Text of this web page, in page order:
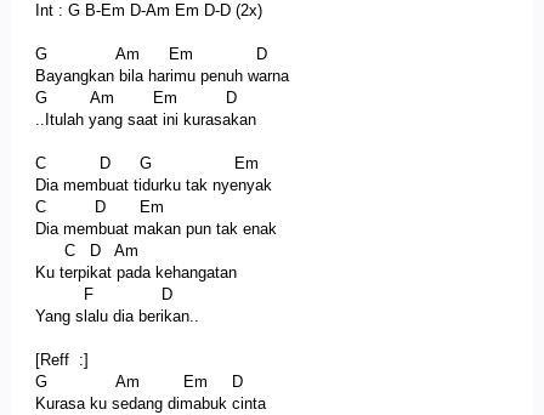
Int : G B-Em D-Am Em D-D (2x)
G Am Em D
Bayangkan bila harimu penuh warna
G Am Em D
..Itulah yang saat ini kurasakan
C D G Em
Dia membuat tidurku tak nyenyak
C D Em
Dia membuat makan pun tak enak
C D Am
Ku terpikat pada kehangatan
F D
Yang slalu dia berikan..
[Reff :]
G Am Em D
Kurasa ku sedang dimabuk cinta